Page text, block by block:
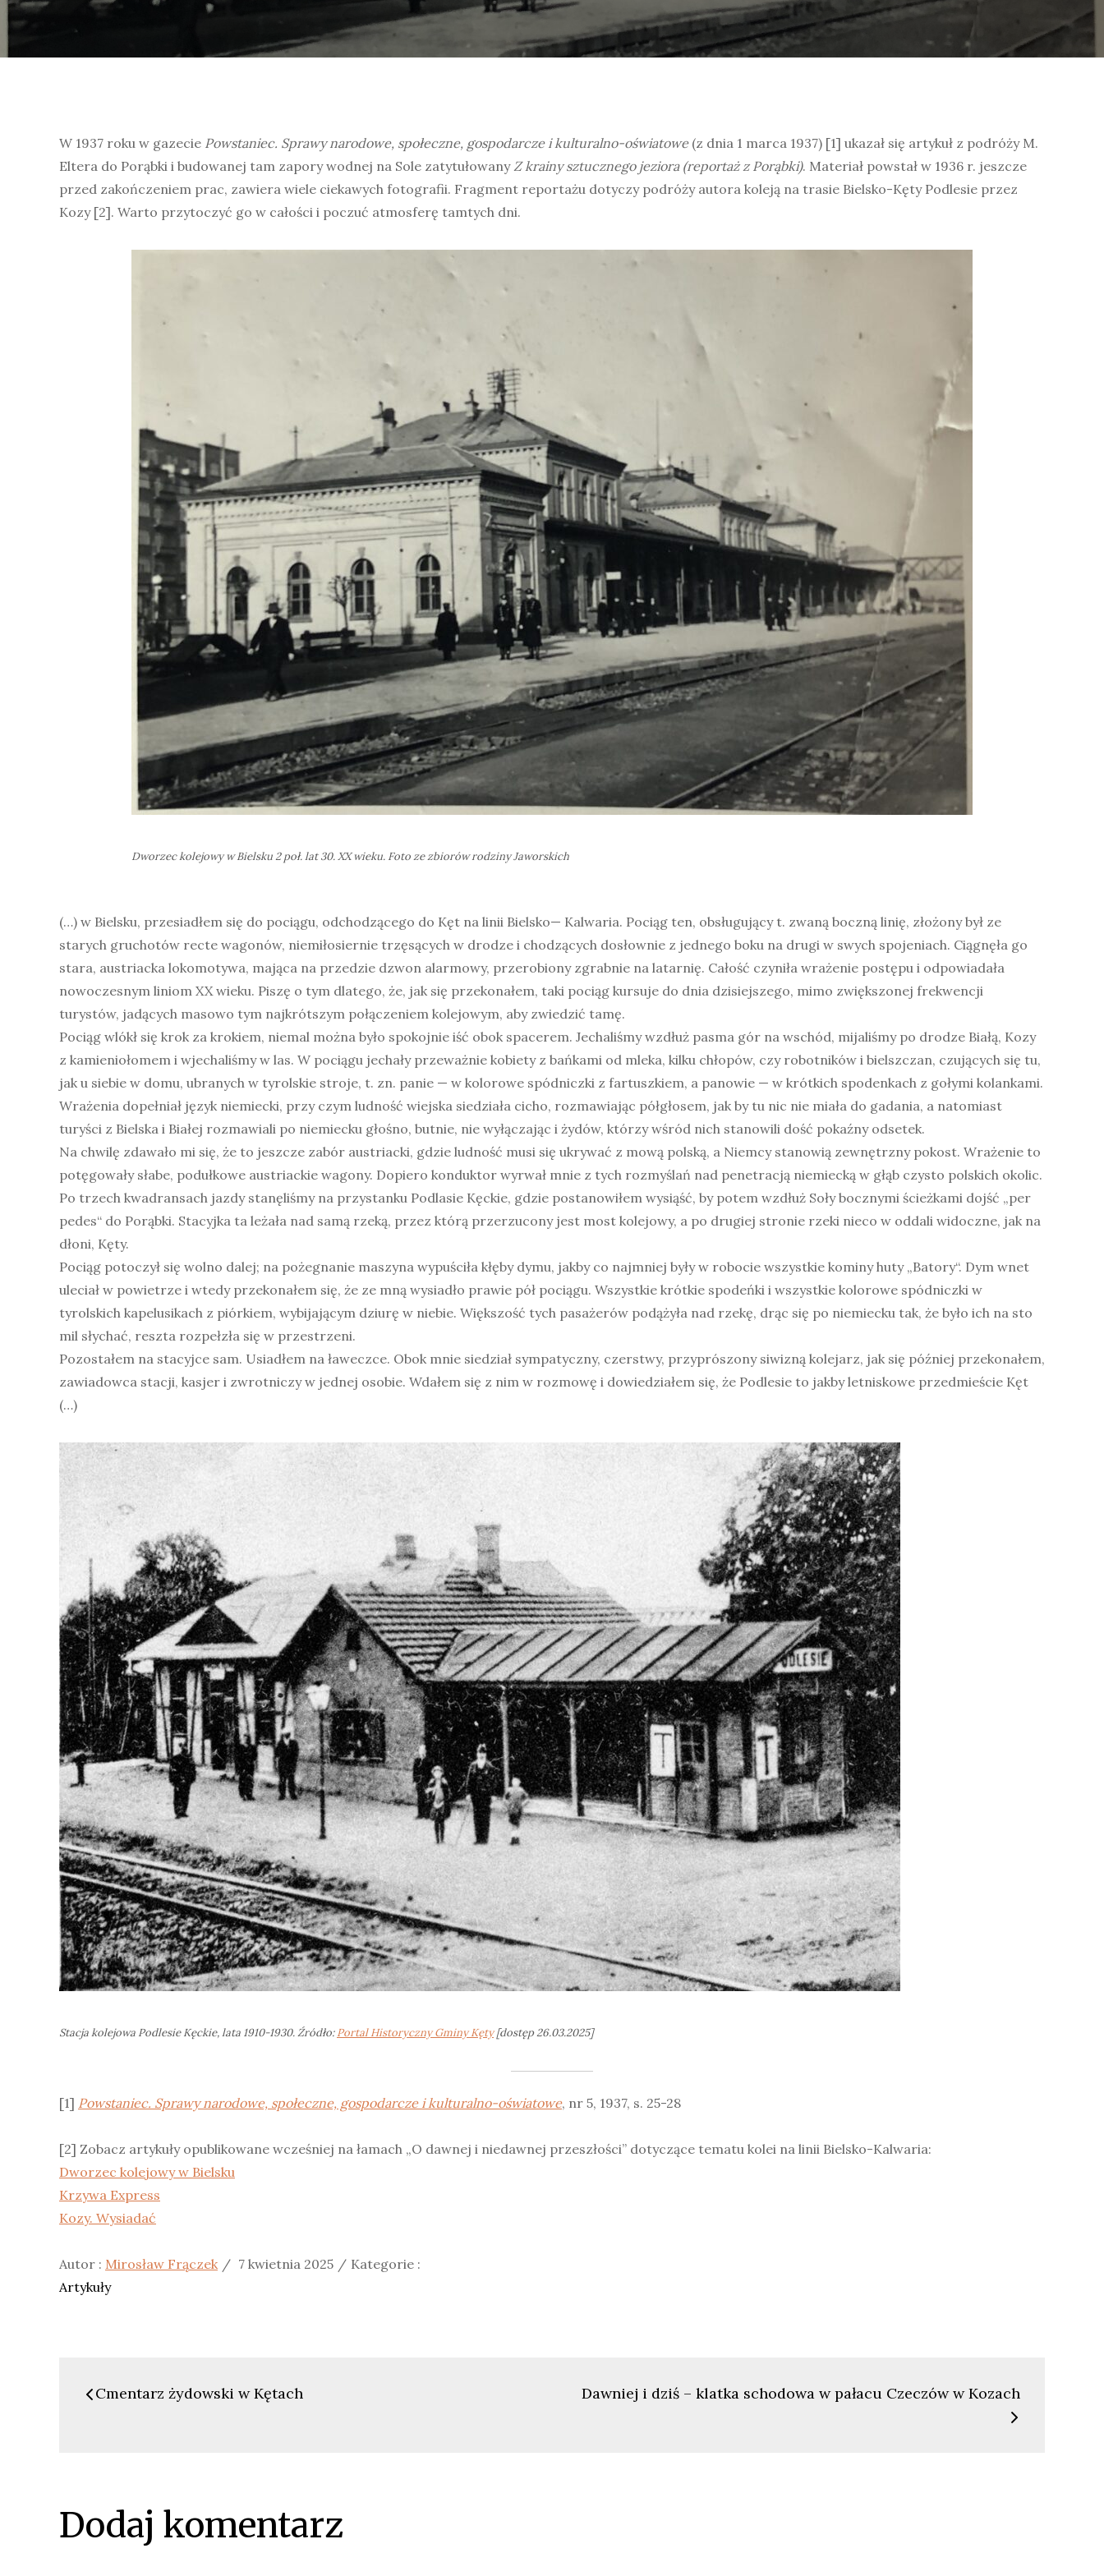
W 1937 roku w gazecie Powstaniec. Sprawy narodowe, społeczne, gospodarcze i kulturalno-oświatowe(z dnia 1 marca 1937) [1] ukazał się artykuł z podróży M.
Eltera do Porąbki i budowanej tam zapory wodnej na Sole zatytułowanyZ krainy sztucznego jeziora (reportaż z Porąbki). Materiał powstał w 1936 r. jeszcze
przed zakończeniem prac, zawiera wiele ciekawych fotografii. Fragment reportażu dotyczy podróży autora koleją na trasie Bielsko-Kęty Podlesie przez
Kozy [2]. Warto przytoczyć go w całości i poczuć atmosferę tamtych dni.
Dworzec kolejowy w Bielsku 2 poł. lat 30. XX wieku. Foto ze zbiorów rodziny Jaworskich
(…) w Bielsku, przesiadłem się do pociągu, odchodzącego do Kęt na linii Bielsko— Kalwaria. Pociąg ten, obsługujący t. zwaną boczną linię, złożony był ze
starych gruchotów recte wagonów, niemiłosiernie trzęsących w drodze i chodzących dosłownie z jednego boku na drugi w swych spojeniach. Ciągnęła go
stara, austriacka lokomotywa, mająca na przedzie dzwon alarmowy, przerobiony zgrabnie na latarnię. Całość czyniła wrażenie postępu i odpowiadała
nowoczesnym liniom XX wieku. Piszę o tym dlatego, że, jak się przekonałem, taki pociąg kursuje do dnia dzisiejszego, mimo zwiększonej frekwencji
turystów, jadących masowo tym najkrótszym połączeniem kolejowym, aby zwiedzić tamę.
Pociąg wlókł się krok za krokiem, niemal można było spokojnie iść obok spacerem. Jechaliśmy wzdłuż pasma gór na wschód, mijaliśmy po drodze Białą, Kozy
z kamieniołomem i wjechaliśmy w las. W pociągu jechały przeważnie kobiety z bańkami od mleka, kilku chłopów, czy robotników i bielszczan, czujących się tu,
jak u siebie w domu, ubranych w tyrolskie stroje, t. zn. panie — w kolorowe spódniczki z fartuszkiem, a panowie — w krótkich spodenkach z gołymi kolankami.
Wrażenia dopełniał język niemiecki, przy czym ludność wiejska siedziała cicho, rozmawiając półgłosem, jak by tu nic nie miała do gadania, a natomiast
turyści z Bielska i Białej rozmawiali po niemiecku głośno, butnie, nie wyłączając i żydów, którzy wśród nich stanowili dość pokaźny odsetek.
Na chwilę zdawało mi się, że to jeszcze zabór austriacki, gdzie ludność musi się ukrywać z mową polską, a Niemcy stanowią zewnętrzny pokost. Wrażenie to
potęgowały słabe, podułkowe austriackie wagony. Dopiero konduktor wyrwał mnie z tych rozmyślań nad penetracją niemiecką w głąb czysto polskich okolic.
Po trzech kwadransach jazdy stanęliśmy na przystanku Podlasie Kęckie, gdzie postanowiłem wysiąść, by potem wzdłuż Soły bocznymi ścieżkami dojść „per
pedes“ do Porąbki. Stacyjka ta leżała nad samą rzeką, przez którą przerzucony jest most kolejowy, a po drugiej stronie rzeki nieco w oddali widoczne, jak na
dłoni, Kęty.
Pociąg potoczył się wolno dalej; na pożegnanie maszyna wypuściła kłęby dymu, jakby co najmniej były w robocie wszystkie kominy huty „Batory“. Dym wnet
uleciał w powietrze i wtedy przekonałem się, że ze mną wysiadło prawie pół pociągu. Wszystkie krótkie spodeńki i wszystkie kolorowe spódniczki w
tyrolskich kapelusikach z piórkiem, wybijającym dziurę w niebie. Większość tych pasażerów podążyła nad rzekę, drąc się po niemiecku tak, że było ich na sto
mil słychać, reszta rozpełzła się w przestrzeni.
Pozostałem na stacyjce sam. Usiadłem na ławeczce. Obok mnie siedział sympatyczny, czerstwy, przyprószony siwizną kolejarz, jak się później przekonałem,
zawiadowca stacji, kasjer i zwrotniczy w jednej osobie. Wdałem się z nim w rozmowę i dowiedziałem się, że Podlesie to jakby letniskowe przedmieście Kęt
(…)
Stacja kolejowa Podlesie Kęckie, lata 1910-1930. Źródło:Portal Historyczny Gminy Kęty[dostęp 26.03.2025]
[1] Powstaniec. Sprawy narodowe, społeczne, gospodarcze i kulturalno-oświatowe, nr 5, 1937, s. 25-28
[2] Zobacz artykuły opublikowane wcześniej na łamach „O dawnej i niedawnej przeszłości” dotyczące tematu kolei na linii Bielsko-Kalwaria:
Dworzec kolejowy w Bielsku
Krzywa Express
Kozy. Wysiadać
Autor : Mirosław Frączek
Posted
7 kwietnia 2025
Kategorie
Kategorie :
Artykuły
Nawigacja
Cmentarz żydowski w Kętach Dawniej i dziś – klatka schodowa w pałacu Czeczów w Kozach
Dodaj komentarz